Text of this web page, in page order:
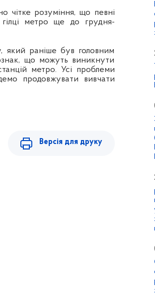
чітке розуміння, що певні
метро ще до грудня-
який раніше був головним
що можуть виникнути
метро. Усі проблеми
продовжувати вивчати
Версія для друку